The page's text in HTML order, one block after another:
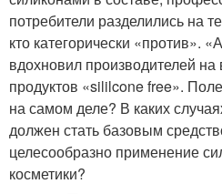
потребители разделились на
кто категорически «против».
вдохновил производителей на
продуктов «sililcone free».
на самом деле? В каких
должен стать базовым
целесообразно применение
косметики?